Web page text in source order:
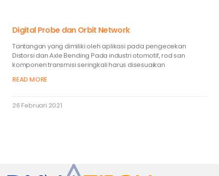
Digital Probe dan Orbit Network
Tantangan yang dimiliki oleh aplikasi pada pengecekan
Distorsi dan Axle Bending Pada industri otomotif, rod san
komponen transmisi seringkali harus disesuaikan
READ MORE
26 Februari 2021